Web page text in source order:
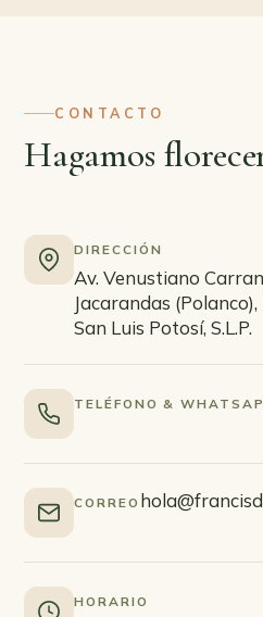
CONTACTO
Hagamos
DIRECCIÓN
Av. Venustiano
Jacarandas
San Luis Potosí, S.L.P.
TELÉFONO &
CORREO
HORARIO